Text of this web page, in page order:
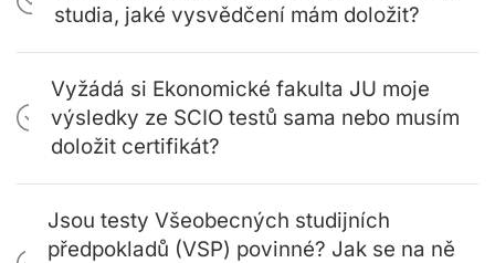
studia, jaké vysvědčení mám doložit?
Vyžádá si Ekonomické fakulta JU moje
výsledky ze SCIO testů sama nebo musím
doložit certifikát?
Jsou testy Všeobecných studijních
předpokladů (VSP) povinné? Jak se na ně